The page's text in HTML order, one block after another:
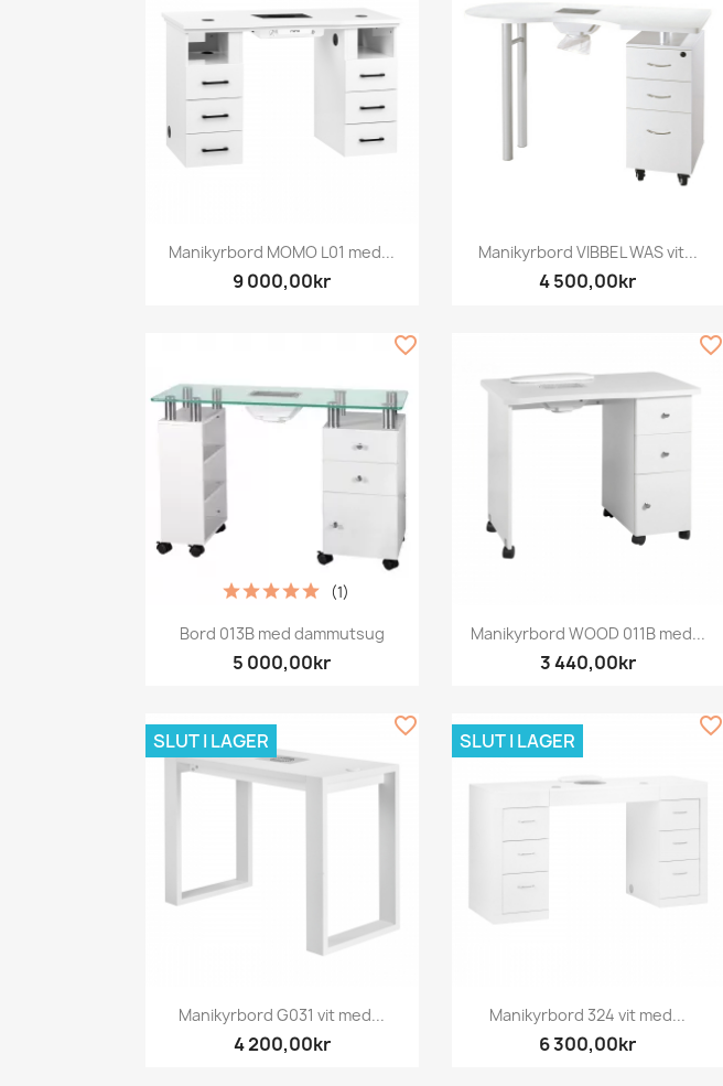
Snabbvy
Manikyrbord MOMO L01 med...
9 000,00kr
Snabbvy
Manikyrbord VIBBEL WAS vit...
4 500,00kr
Snabbvy
Bord 013B med dammutsug
5 000,00kr
(1)
favorite_border
Snabbvy
Manikyrbord WOOD 011B med...
3 440,00kr
favorite_border
Snabbvy
Manikyrbord G031 vit med...
4 200,00kr
SLUT I LAGER
favorite_border
Snabbvy
Manikyrbord 324 vit med...
6 300,00kr
SLUT I LAGER
favorite_border